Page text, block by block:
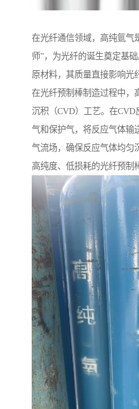
在光纤通信领域，高纯氩气
师”，为光纤的诞生奠定基
原材料，其质量直接影响光
在光纤预制棒制造过程中，
沉积（CVD）工艺。在
气和保护气，将反应气体输
气流场，确保反应气体均匀
高纯度、低损耗的光纤预制